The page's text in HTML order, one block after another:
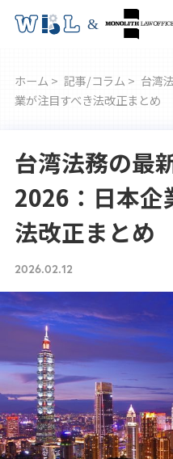
ホーム > 記事/コラム > 台湾
業が注目すべき法改正まとめ
台湾法務の最
2026：日本企
法改正まとめ
2026.02.12